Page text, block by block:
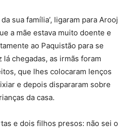
sua família’, ligaram para Arooj
a mãe estava muito doente e
ao Paquistão para se
chegadas, as irmãs foram
que lhes colocaram lenços
e depois dispararam sobre
da casa.
e dois filhos presos: não sei o